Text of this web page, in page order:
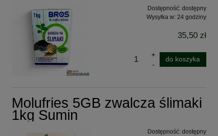
Dostępność: dostępny
Wysyłka w: 24 godziny
35,50 zł
do koszyka
Molufries 5GB zwalcza ślimaki
1kg Sumin
Dostępność: dostępny